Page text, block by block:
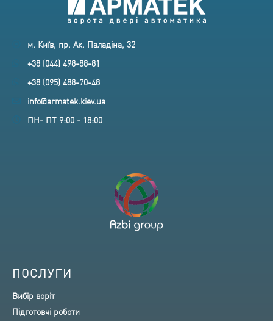
м. Київ, пр. Ак. Паладіна, 32
+38 (044) 498-88-81
+38 (095) 488-70-48
info@armatek.kiev.ua
ПН- ПТ 9:00 - 18:00
ПОСЛУГИ
Вибір воріт
Підготовчі роботи